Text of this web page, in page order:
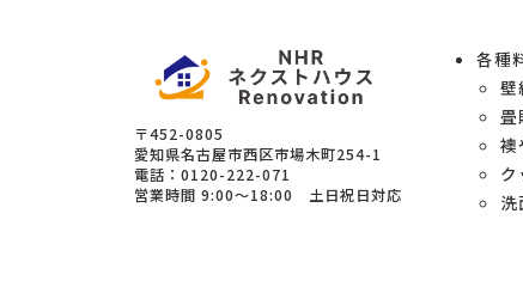
各種
壁
畳
襖
洗
〒452-0805
愛知県名古屋市西区市場木町254-1
電話：0120-222-071
営業時間9:00～18:00 土日祝日対応